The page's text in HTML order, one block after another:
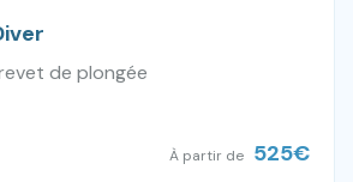
de plongée
À partir de 525€